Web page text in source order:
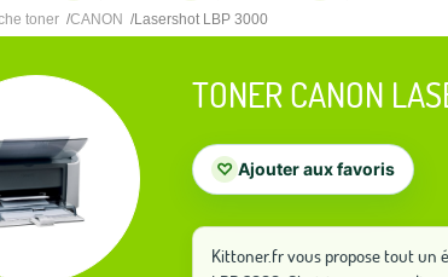
toner CANON Lasershot LBP 3000
TONER CANON
♡ Ajouter aux favoris
Kittoner.fr vous propose tout un